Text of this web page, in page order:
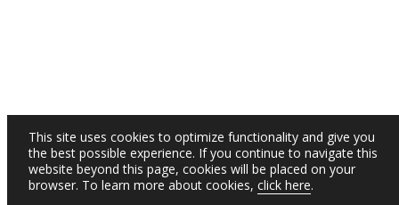
This site uses cookies to optimize functionality and give you
the best possible experience. If you continue to navigate this
website beyond this page, cookies will be placed on your
browser. To learn more about cookies, click here.